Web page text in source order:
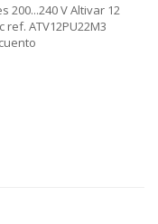
200...240 V Altivar 12
ATV12PU22M3